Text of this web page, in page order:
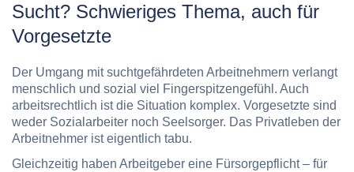
Sucht? Schwieriges Thema, auch für
Vorgesetzte
Der Umgang mit suchtgefährdeten Arbeitnehmern verlangt
menschlich und sozial viel Fingerspitzengefühl. Auch
arbeitsrechtlich ist die Situation komplex. Vorgesetzte sind
weder Sozialarbeiter noch Seelsorger. Das Privatleben der
Arbeitnehmer ist eigentlich tabu.
Gleichzeitig haben Arbeitgeber eine Fürsorgepflicht – für